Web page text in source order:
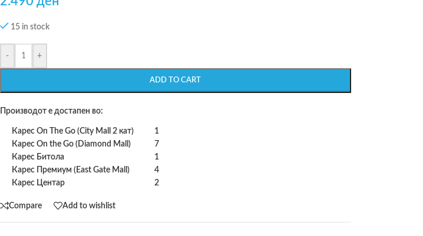
15 in stock
- +
ADD TO CART
Производот е достапен во:
Карес On The Go (City Mall 2 кат)
1
Карес On the Go (Diamond Mall)
7
Карес Битола
1
Карес Премиум (East Gate Mall)
4
Карес Центар
2
Compare Add to wishlist